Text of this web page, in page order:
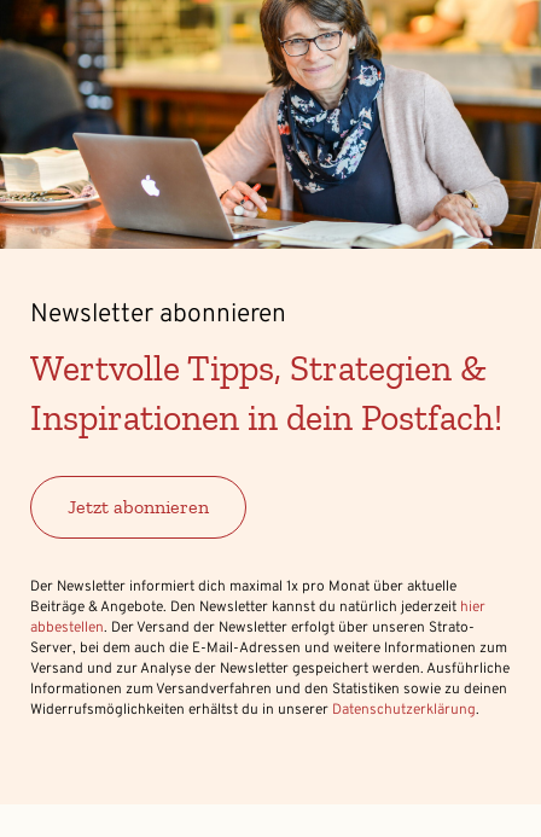
Newsletter abonnieren
Wertvolle Tipps, Strategien &
Inspirationen in dein Postfach!
Jetzt abonnieren
Der Newsletter informiert dich maximal 1x pro Monat über aktuelle
Beiträge & Angebote. Den Newsletter kannst du natürlich jederzeit hier
abbestellen. Der Versand der Newsletter erfolgt über unseren Strato-
Server, bei dem auch die E-Mail-Adressen und weitere Informationen zum
Versand und zur Analyse der Newsletter gespeichert werden. Ausführliche
Informationen zum Versandverfahren und den Statistiken sowie zu deinen
Widerrufsmöglichkeiten erhältst du in unserer Datenschutzerklärung.